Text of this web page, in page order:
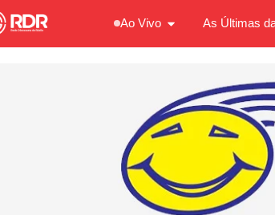
Ao Vivo As Últimas